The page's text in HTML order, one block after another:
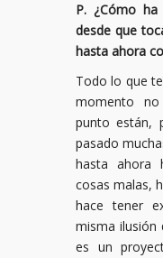
P. ¿Cómo ha
desde que
hasta ahora
Todo lo que
momento
punto están,
pasado
hasta ahora
cosas malas,
hace tener
misma ilusión
es un